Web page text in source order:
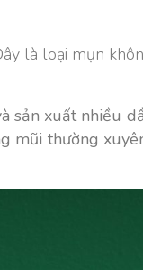
là loại mụn
sản xuất nhiều
mũi thường